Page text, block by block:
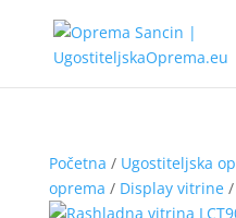
Početna / Ugostiteljska
oprema / Display vitrine/